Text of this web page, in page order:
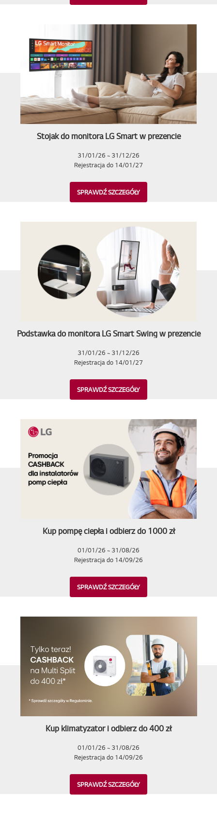
Stojak do monitora LG Smart w prezencie
31/01/26 ~ 31/12/26
Rejestracja do 14/01/27
SPRAWDŹ SZCZEGÓŁY
Podstawka do monitora LG Smart Swing w prezencie
31/01/26 ~ 31/12/26
Rejestracja do 14/01/27
SPRAWDŹ SZCZEGÓŁY
Kup pompę ciepła i odbierz do 1000 zł
01/01/26 ~ 31/08/26
Rejestracja do 14/09/26
SPRAWDŹ SZCZEGÓŁY
Kup klimatyzator i odbierz do 400 zł
01/01/26 ~ 31/08/26
Rejestracja do 14/09/26
SPRAWDŹ SZCZEGÓŁY